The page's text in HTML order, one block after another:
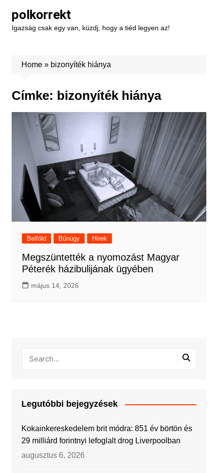
content
polkorrekt
Igazság csak egy van, küzdj, hogy a tiéd legyen az!
Home» bizonyíték hiánya
Címke: bizonyíték hiánya
Belföld Bűnügy Hírek
Megszüntették a nyomozást Magyar
Péterék házibulijának ügyében
május 14, 2026
Legutóbbi bejegyzések
Kokainkereskedelem brit módra: 851 év börtön és
29 milliárd forintnyi lefoglalt drog Liverpoolban
augusztus 6, 2026